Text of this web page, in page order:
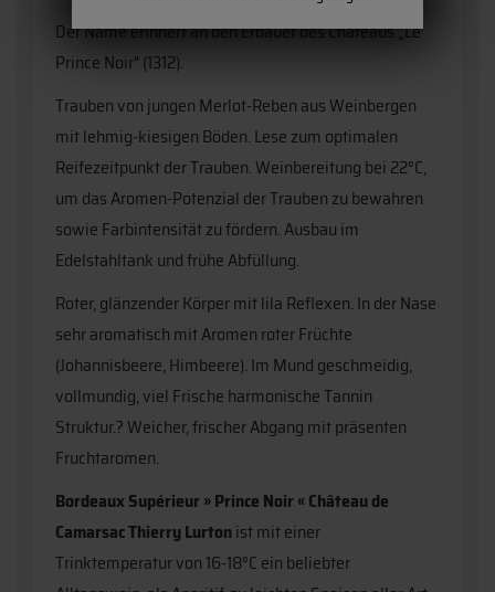
Der Name erinnert an den Erbauer des Châteaus „Le
Prince Noir" (1312).
Trauben von jungen Merlot-Reben aus Weinbergen
mit lehmig-kiesigen Böden. Lese zum optimalen
Reifezeitpunkt der Trauben. Weinbereitung bei 22°C,
um das Aromen-Potenzial der Trauben zu bewahren
sowie Farbintensität zu fördern. Ausbau im
Edelstahltank und frühe Abfüllung.
Roter, glänzender Körper mit lila Reflexen. In der Nase
sehr aromatisch mit Aromen roter Früchte
(Johannisbeere, Himbeere). Im Mund geschmeidig,
vollmundig, viel Frische harmonische Tannin
Struktur.? Weicher, frischer Abgang mit präsenten
Fruchtaromen.
Bordeaux Supérieur » Prince Noir « Château de
Camarsac Thierry Lurtonist mit einer
Trinktemperatur von 16-18°C ein beliebter